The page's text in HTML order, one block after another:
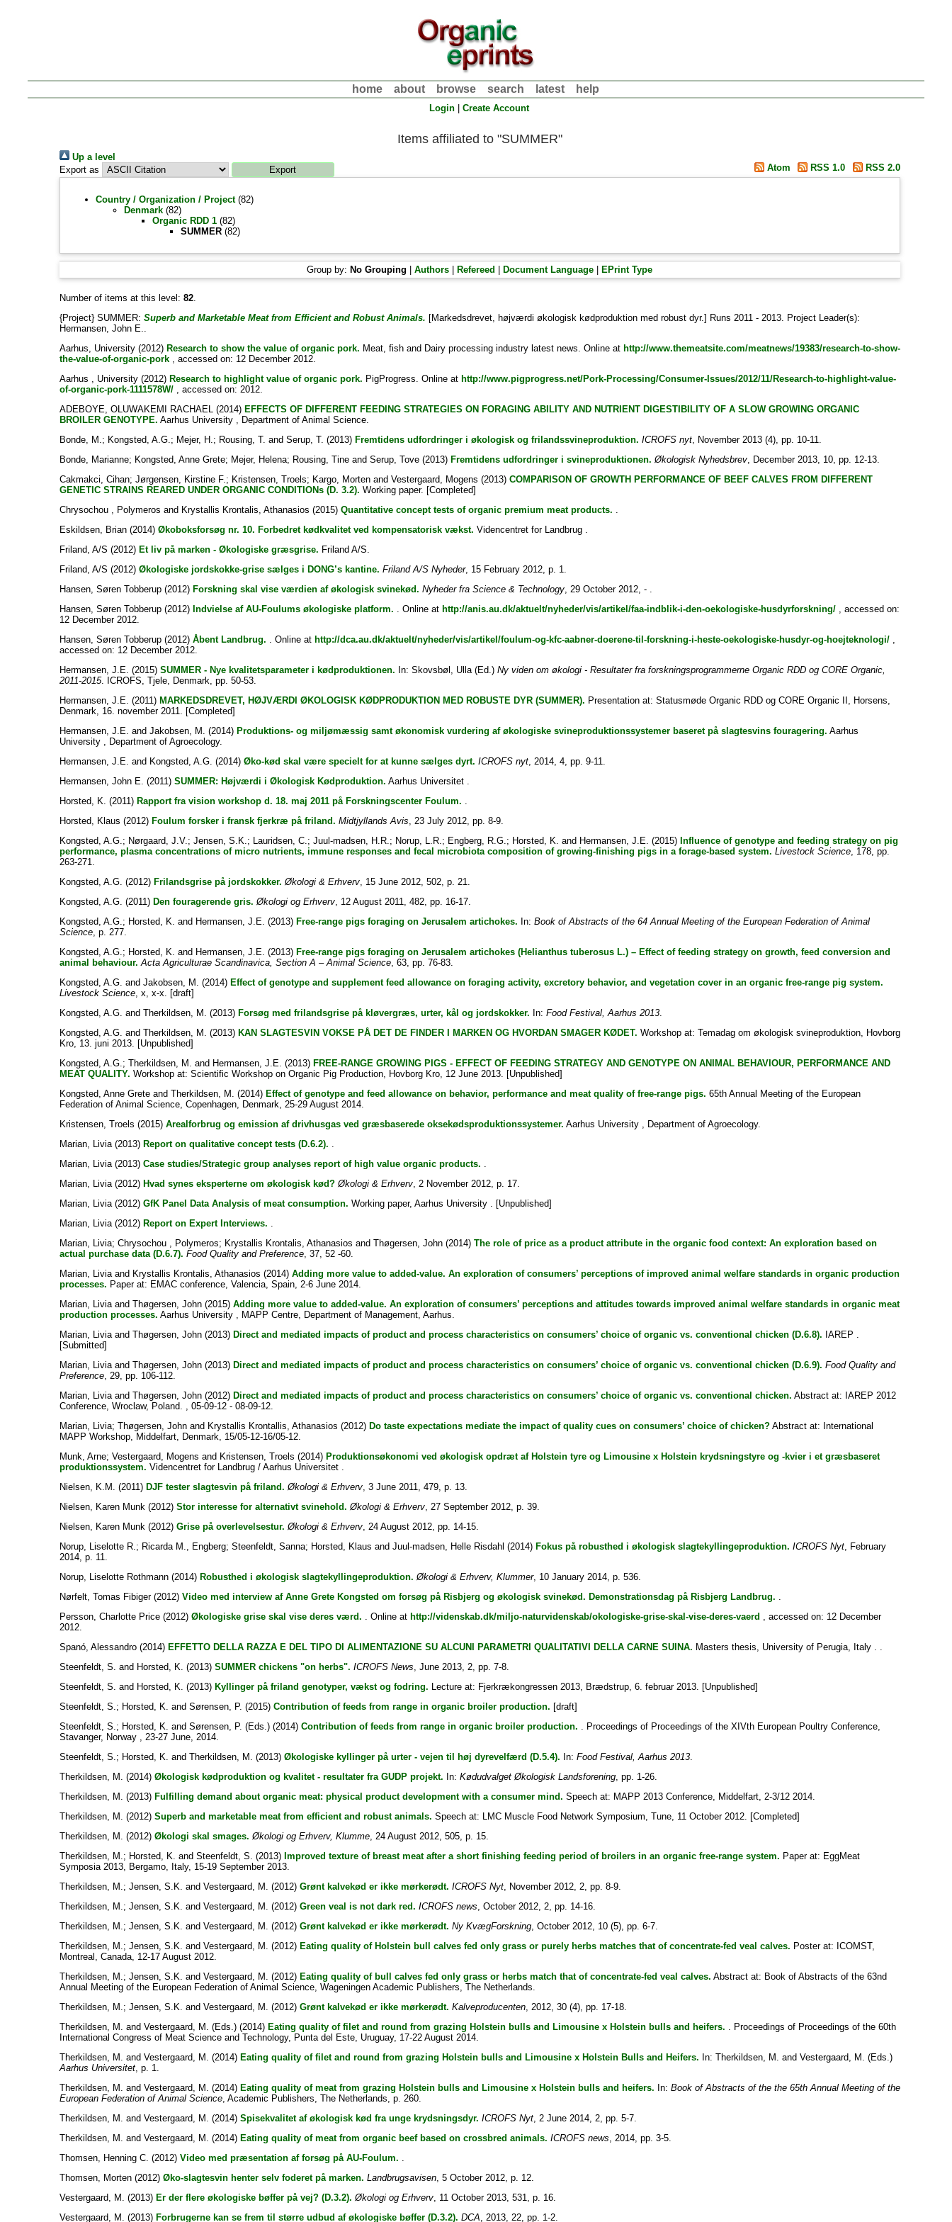
home about browse search latest help
Login |Create Account
Items affiliated to "SUMMER"
Up a level
Export as
Atom RSS 1.0 RSS 2.0
Country / Organization / Project(82)
Denmark(82)
Organic RDD 1(82)
SUMMER(82)
Group by: No Grouping |Authors Refereed Document Language EPrint Type
Number of items at this level: 82.
{Project} SUMMER: Superb and Marketable Meat from Efficient and Robust Animals. [Markedsdrevet, højværdi økologisk kødproduktion med robust dyr.] Runs 2011 - 2013. Project Leader(s):
Hermansen, John E..
Aarhus, University(2012) Research to show the value of organic pork. Meat, fish and Dairy processing industry latest news. Online at http://www.themeatsite.com/meatnews/19383/research-to-show-
the-value-of-organic-pork , accessed on: 12 December 2012.
Aarhus , University(2012) Research to highlight value of organic pork. PigProgress. Online at http://www.pigprogress.net/Pork-Processing/Consumer-Issues/2012/11/Research-to-highlight-value-
of-organic-pork-1111578W/ , accessed on: 2012.
ADEBOYE, OLUWAKEMI RACHAEL(2014) EFFECTS OF DIFFERENT FEEDING STRATEGIES ON FORAGING ABILITY AND NUTRIENT DIGESTIBILITY OF A SLOW GROWING ORGANIC
BROILER GENOTYPE. Aarhus University , Department of Animal Science.
Bonde, M.; Kongsted, A.G.; Mejer, H.; Rousing, T. and Serup, T. (2013) Fremtidens udfordringer i økologisk og frilandssvineproduktion. ICROFS nyt, November 2013 (4), pp. 10-11.
Bonde, Marianne; Kongsted, Anne Grete; Mejer, Helena; Rousing, Tineand Serup, Tove(2013) Fremtidens udfordringer i svineproduktionen. Økologisk Nyhedsbrev, December 2013, 10, pp. 12-13.
Cakmakci, Cihan; Jørgensen, Kirstine F.; Kristensen, Troels; Kargo, Mortenand Vestergaard, Mogens (2013) COMPARISON OF GROWTH PERFORMANCE OF BEEF CALVES FROM DIFFERENT
GENETIC STRAINS REARED UNDER ORGANIC CONDITIONs (D. 3.2). Working paper. [Completed]
Chrysochou , Polymeros and Krystallis Krontalis, Athanasios (2015) Quantitative concept tests of organic premium meat products. .
Eskildsen, Brian(2014) Økoboksforsøg nr. 10. Forbedret kødkvalitet ved kompensatorisk vækst. Videncentret for Landbrug .
Friland, A/S (2012) Et liv på marken - Økologiske græsgrise. Friland A/S.
Friland, A/S (2012) Økologiske jordskokke-grise sælges i DONG’s kantine. Friland A/S Nyheder, 15 February 2012, p. 1.
Hansen, Søren Tobberup(2012) Forskning skal vise værdien af økologisk svinekød. Nyheder fra Science & Technology, 29 October 2012, - .
Hansen, Søren Tobberup(2012) Indvielse af AU-Foulums økologiske platform. . Online at http://anis.au.dk/aktuelt/nyheder/vis/artikel/faa-indblik-i-den-oekologiske-husdyrforskning/ , accessed on:
12 December 2012.
Hansen, Søren Tobberup(2012) Åbent Landbrug. . Online at http://dca.au.dk/aktuelt/nyheder/vis/artikel/foulum-og-kfc-aabner-doerene-til-forskning-i-heste-oekologiske-husdyr-og-hoejteknologi/ ,
accessed on: 12 December 2012.
Hermansen, J.E. (2015) SUMMER - Nye kvalitetsparameter i kødproduktionen. In: Skovsbøl, Ulla(Ed.) Ny viden om økologi - Resultater fra forskningsprogrammerne Organic RDD og CORE Organic,
2011-2015. ICROFS, Tjele, Denmark, pp. 50-53.
Hermansen, J.E. (2011) MARKEDSDREVET, HØJVÆRDI ØKOLOGISK KØDPRODUKTION MED ROBUSTE DYR (SUMMER). Presentation at: Statusmøde Organic RDD og CORE Organic II, Horsens,
Denmark, 16. november 2011. [Completed]
Hermansen, J.E. and Jakobsen, M. (2014) Produktions- og miljømæssig samt økonomisk vurdering af økologiske svineproduktionssystemer baseret på slagtesvins fouragering. Aarhus
University , Department of Agroecology.
Hermansen, J.E. and Kongsted, A.G. (2014) Øko-kød skal være specielt for at kunne sælges dyrt. ICROFS nyt, 2014, 4, pp. 9-11.
Hermansen, John E. (2011) SUMMER: Højværdi i Økologisk Kødproduktion. Aarhus Universitet .
Horsted, K. (2011) Rapport fra vision workshop d. 18. maj 2011 på Forskningscenter Foulum. .
Horsted, Klaus (2012) Foulum forsker i fransk fjerkræ på friland. Midtjyllands Avis, 23 July 2012, pp. 8-9.
Kongsted, A.G.; Nørgaard, J.V.; Jensen, S.K.; Lauridsen, C.; Juul-madsen, H.R.; Norup, L.R.; Engberg, R.G.; Horsted, K. and Hermansen, J.E. (2015) Influence of genotype and feeding strategy on pig
performance, plasma concentrations of micro nutrients, immune responses and fecal microbiota composition of growing-finishing pigs in a forage-based system. Livestock Science, 178, pp.
263-271.
Kongsted, A.G. (2012) Frilandsgrise på jordskokker. Økologi & Erhverv, 15 June 2012, 502, p. 21.
Kongsted, A.G. (2011) Den fouragerende gris. Økologi og Erhverv, 12 August 2011, 482, pp. 16-17.
Kongsted, A.G.; Horsted, K. and Hermansen, J.E. (2013) Free-range pigs foraging on Jerusalem artichokes. In: Book of Abstracts of the 64 Annual Meeting of the European Federation of Animal
Science, p. 277.
Kongsted, A.G.; Horsted, K. and Hermansen, J.E. (2013) Free-range pigs foraging on Jerusalem artichokes (Helianthus tuberosus L.) – Effect of feeding strategy on growth, feed conversion and
animal behaviour. Acta Agriculturae Scandinavica, Section A – Animal Science, 63, pp. 76-83.
Kongsted, A.G. and Jakobsen, M. (2014) Effect of genotype and supplement feed allowance on foraging activity, excretory behavior, and vegetation cover in an organic free-range pig system.
Livestock Science, x, x-x. [draft]
Kongsted, A.G. and Therkildsen, M. (2013) Forsøg med frilandsgrise på kløvergræs, urter, kål og jordskokker. In: Food Festival, Aarhus 2013.
Kongsted, A.G. and Therkildsen, M. (2013) KAN SLAGTESVIN VOKSE PÅ DET DE FINDER I MARKEN OG HVORDAN SMAGER KØDET. Workshop at: Temadag om økologisk svineproduktion, Hovborg
Kro, 13. juni 2013. [Unpublished]
Kongsted, A.G.; Therkildsen, M. and Hermansen, J.E. (2013) FREE-RANGE GROWING PIGS - EFFECT OF FEEDING STRATEGY AND GENOTYPE ON ANIMAL BEHAVIOUR, PERFORMANCE AND
MEAT QUALITY. Workshop at: Scientific Workshop on Organic Pig Production, Hovborg Kro, 12 June 2013. [Unpublished]
Kongsted, Anne Greteand Therkildsen, M. (2014) Effect of genotype and feed allowance on behavior, performance and meat quality of free-range pigs. 65th Annual Meeting of the European
Federation of Animal Science, Copenhagen, Denmark, 25-29 August 2014.
Kristensen, Troels (2015) Arealforbrug og emission af drivhusgas ved græsbaserede oksekødsproduktionssystemer. Aarhus University , Department of Agroecology.
Marian, Livia(2013) Report on qualitative concept tests (D.6.2). .
Marian, Livia(2013) Case studies/Strategic group analyses report of high value organic products. .
Marian, Livia(2012) Hvad synes eksperterne om økologisk kød? Økologi & Erhverv, 2 November 2012, p. 17.
Marian, Livia(2012) GfK Panel Data Analysis of meat consumption. Working paper, Aarhus University . [Unpublished]
Marian, Livia(2012) Report on Expert Interviews. .
Marian, Livia; Chrysochou , Polymeros; Krystallis Krontalis, Athanasios and Thøgersen, John(2014) The role of price as a product attribute in the organic food context: An exploration based on
actual purchase data (D.6.7). Food Quality and Preference, 37, 52 -60.
Marian, Liviaand Krystallis Krontalis, Athanasios (2014) Adding more value to added-value. An exploration of consumers’ perceptions of improved animal welfare standards in organic production
processes. Paper at: EMAC conference, Valencia, Spain, 2-6 June 2014.
Marian, Liviaand Thøgersen, John(2015) Adding more value to added-value. An exploration of consumers’ perceptions and attitudes towards improved animal welfare standards in organic meat
production processes. Aarhus University , MAPP Centre, Department of Management, Aarhus.
Marian, Liviaand Thøgersen, John(2013) Direct and mediated impacts of product and process characteristics on consumers’ choice of organic vs. conventional chicken (D.6.8). IAREP .
[Submitted]
Marian, Liviaand Thøgersen, John(2013) Direct and mediated impacts of product and process characteristics on consumers’ choice of organic vs. conventional chicken (D.6.9). Food Quality and
Preference, 29, pp. 106-112.
Marian, Liviaand Thøgersen, John(2012) Direct and mediated impacts of product and process characteristics on consumers’ choice of organic vs. conventional chicken. Abstract at: IAREP 2012
Conference, Wroclaw, Poland. , 05-09-12 - 08-09-12.
Marian, Livia; Thøgersen, Johnand Krystallis Krontallis, Athanasios (2012) Do taste expectations mediate the impact of quality cues on consumers’ choice of chicken?Abstract at: International
MAPP Workshop, Middelfart, Denmark, 15/05-12-16/05-12.
Munk, Arne; Vestergaard, Mogens and Kristensen, Troels (2014) Produktionsøkonomi ved økologisk opdræt af Holstein tyre og Limousine x Holstein krydsningstyre og -kvier i et græsbaseret
produktionssystem. Videncentret for Landbrug / Aarhus Universitet .
Nielsen, K.M. (2011) DJF tester slagtesvin på friland. Økologi & Erhverv, 3 June 2011, 479, p. 13.
Nielsen, Karen Munk(2012) Stor interesse for alternativt svinehold. Økologi & Erhverv, 27 September 2012, p. 39.
Nielsen, Karen Munk(2012) Grise på overlevelsestur. Økologi & Erhverv, 24 August 2012, pp. 14-15.
Norup, Liselotte R.; Ricarda M., Engberg; Steenfeldt, Sanna; Horsted, Klaus and Juul-madsen, Helle Risdahl (2014) Fokus på robusthed i økologisk slagtekyllingeproduktion. ICROFS Nyt, February
2014, p. 11.
Norup, Liselotte Rothmann(2014) Robusthed i økologisk slagtekyllingeproduktion. Økologi & Erhverv, Klummer, 10 January 2014, p. 536.
Nørfelt, Tomas Fibiger (2012) Video med interview af Anne Grete Kongsted om forsøg på Risbjerg og økologisk svinekød. Demonstrationsdag på Risbjerg Landbrug. .
Persson, Charlotte Price (2012) Økologiske grise skal vise deres værd. . Online at http://videnskab.dk/miljo-naturvidenskab/okologiske-grise-skal-vise-deres-vaerd , accessed on: 12 December
2012.
Spanó, Alessandro(2014) EFFETTO DELLA RAZZA E DEL TIPO DI ALIMENTAZIONE SU ALCUNI PARAMETRI QUALITATIVI DELLA CARNE SUINA. Masters thesis, University of Perugia, Italy . .
Steenfeldt, S. and Horsted, K. (2013) SUMMER chickens "on herbs". ICROFS News, June 2013, 2, pp. 7-8.
Steenfeldt, S. and Horsted, K. (2013) Kyllinger på friland genotyper, vækst og fodring. Lecture at: Fjerkrækongressen 2013, Brædstrup, 6. februar 2013. [Unpublished]
Steenfeldt, S.; Horsted, K. and Sørensen, P. (2015) Contribution of feeds from range in organic broiler production. [draft]
Steenfeldt, S.; Horsted, K. and Sørensen, P. (Eds.) (2014) Contribution of feeds from range in organic broiler production. . Proceedings of Proceedings of the XIVth European Poultry Conference,
Stavanger, Norway , 23-27 June, 2014.
Steenfeldt, S.; Horsted, K. and Therkildsen, M. (2013) Økologiske kyllinger på urter - vejen til høj dyrevelfærd (D.5.4). In: Food Festival, Aarhus 2013.
Therkildsen, M. (2014) Økologisk kødproduktion og kvalitet - resultater fra GUDP projekt. In: Kødudvalget Økologisk Landsforening, pp. 1-26.
Therkildsen, M. (2013) Fulfilling demand about organic meat: physical product development with a consumer mind. Speech at: MAPP 2013 Conference, Middelfart, 2-3/12 2014.
Therkildsen, M. (2012) Superb and marketable meat from efficient and robust animals. Speech at: LMC Muscle Food Network Symposium, Tune, 11 October 2012. [Completed]
Therkildsen, M. (2012) Økologi skal smages. Økologi og Erhverv, Klumme, 24 August 2012, 505, p. 15.
Therkildsen, M.; Horsted, K. and Steenfeldt, S. (2013) Improved texture of breast meat after a short finishing feeding period of broilers in an organic free-range system. Paper at: EggMeat
Symposia 2013, Bergamo, Italy, 15-19 September 2013.
Therkildsen, M.; Jensen, S.K. and Vestergaard, M. (2012) Grønt kalvekød er ikke mørkerødt. ICROFS Nyt, November 2012, 2, pp. 8-9.
Therkildsen, M.; Jensen, S.K. and Vestergaard, M. (2012) Green veal is not dark red. ICROFS news, October 2012, 2, pp. 14-16.
Therkildsen, M.; Jensen, S.K. and Vestergaard, M. (2012) Grønt kalvekød er ikke mørkerødt. Ny KvægForskning, October 2012, 10 (5), pp. 6-7.
Therkildsen, M.; Jensen, S.K. and Vestergaard, M. (2012) Eating quality of Holstein bull calves fed only grass or purely herbs matches that of concentrate-fed veal calves. Poster at: ICOMST,
Montreal, Canada, 12-17 August 2012.
Therkildsen, M.; Jensen, S.K. and Vestergaard, M. (2012) Eating quality of bull calves fed only grass or herbs match that of concentrate-fed veal calves. Abstract at: Book of Abstracts of the 63nd
Annual Meeting of the European Federation of Animal Science, Wageningen Academic Publishers, The Netherlands.
Therkildsen, M.; Jensen, S.K. and Vestergaard, M. (2012) Grønt kalvekød er ikke mørkerødt. Kalveproducenten, 2012, 30 (4), pp. 17-18.
Therkildsen, M. and Vestergaard, M. (Eds.) (2014) Eating quality of filet and round from grazing Holstein bulls and Limousine x Holstein bulls and heifers. . Proceedings of Proceedings of the 60th
International Congress of Meat Science and Technology, Punta del Este, Uruguay, 17-22 August 2014.
Therkildsen, M. and Vestergaard, M. (2014) Eating quality of filet and round from grazing Holstein bulls and Limousine x Holstein Bulls and Heifers. In: Therkildsen, M. and Vestergaard, M. (Eds.)
Aarhus Universitet, p. 1.
Therkildsen, M. and Vestergaard, M. (2014) Eating quality of meat from grazing Holstein bulls and Limousine x Holstein bulls and heifers. In: Book of Abstracts of the the 65th Annual Meeting of the
European Federation of Animal Science, Academic Publishers, The Netherlands, p. 260.
Therkildsen, M. and Vestergaard, M. (2014) Spisekvalitet af økologisk kød fra unge krydsningsdyr. ICROFS Nyt, 2 June 2014, 2, pp. 5-7.
Therkildsen, M. and Vestergaard, M. (2014) Eating quality of meat from organic beef based on crossbred animals. ICROFS news, 2014, pp. 3-5.
Thomsen, Henning C. (2012) Video med præsentation af forsøg på AU-Foulum. .
Thomsen, Morten(2012) Øko-slagtesvin henter selv foderet på marken. Landbrugsavisen, 5 October 2012, p. 12.
Vestergaard, M. (2013) Er der flere økologiske bøffer på vej? (D.3.2). Økologi og Erhverv, 11 October 2013, 531, p. 16.
Vestergaard, M. (2013) Forbrugerne kan se frem til større udbud af økologiske bøffer (D.3.2). DCA, 2013, 22, pp. 1-2.